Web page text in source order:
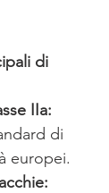
di
IIa:
di
europei.